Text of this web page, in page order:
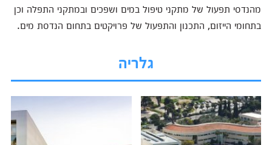
מהנדסי תפעול של מתקני טיפול במים ושפכים ובמתקני התפלה וכן
בתחומי הייזום, התכנון והתפעול של פרויקטים בתחום הנדסת מים.
גלריה